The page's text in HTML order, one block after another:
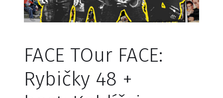
FACE TOur FACE:
Rybičky 48 +